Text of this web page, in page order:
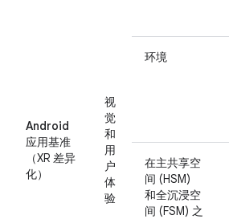
Android
应用基准
（XR 差异
化）
视
觉
和
用
户
体
验
环境
在主共享空
间 (HSM)
和全沉浸空
间 (FSM) 之